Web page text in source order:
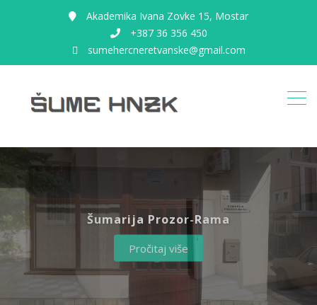
Akademika Ivana Zovke 15, Mostar
+387 36 356 450
sumehercneretvanske@gmail.com
Šumarija Mostar
Pročitaj više
Šumarija Prozor-Rama
Pročitaj više
Šumarija Čapljina
Pročitaj više
Šumarija Jablanica
Pročitaj više
Šumarija Konjic
Pročitaj više